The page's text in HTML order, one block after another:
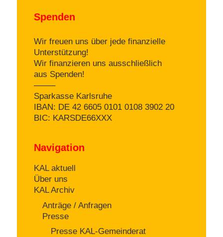
Spenden
Wir freuen uns über jede finanzielle
Unterstützung!
Wir finanzieren uns ausschließlich
aus Spenden!
——–
Sparkasse Karlsruhe
IBAN: DE 42 6605 0101 0108 3902 20
BIC: KARSDE66XXX
Navigation
KAL aktuell
Über uns
KAL Archiv
Anträge / Anfragen
Presse
Presse KAL-Gemeinderat